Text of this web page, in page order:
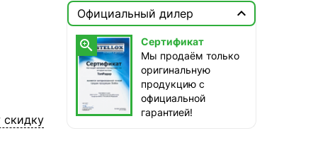
скидку
 Москва
ТопРадар — Курьер
сегодня, от 350 ₽
ТопРадар — Самовывоз
сегодня, бесплатно
наб. Бережковская, д. 20, стр. 19
Официальный дилер


Сертификат
Мы продаём только
оригинальную
продукцию с
официальной
гарантией!